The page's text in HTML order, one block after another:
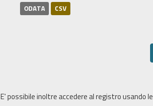
ODATA CSV
E' possibile inoltre accedere al registro usando le